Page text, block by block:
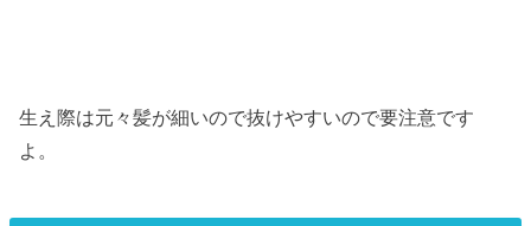
生え際は元々髪が細いので抜けやすいので要注意です
よ。